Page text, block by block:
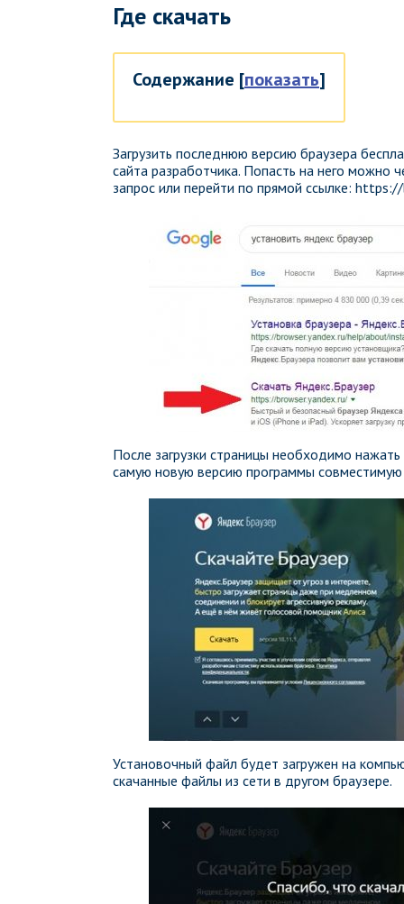
Где скачать
Содержание [показать]
Загрузить последнюю версию браузера
сайта разработчика. Попасть на него можно
запрос или перейти по прямой ссылке:
После загрузки страницы необходимо
самую новую версию программы
Установочный файл будет загружен на
скачанные файлы из сети в другом браузере.